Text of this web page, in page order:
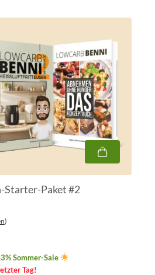
Paket #2
)
Sommer-Sale
Tag!